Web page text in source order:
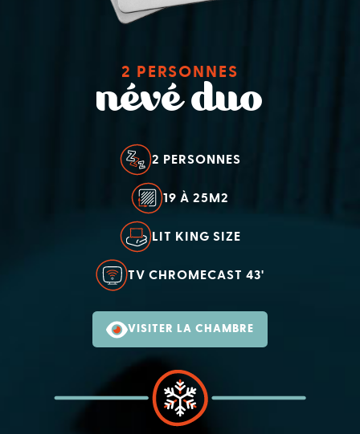
2 PERSONNES
névé duo
2 PERSONNES
19 À 25M2
LIT KING SIZE
TV CHROMECAST 43'
VISITER LA CHAMBRE